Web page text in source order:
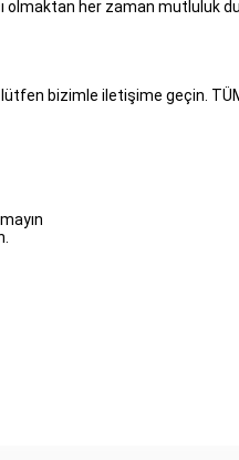
her zaman mutluluk
bizimle iletişime geçin.